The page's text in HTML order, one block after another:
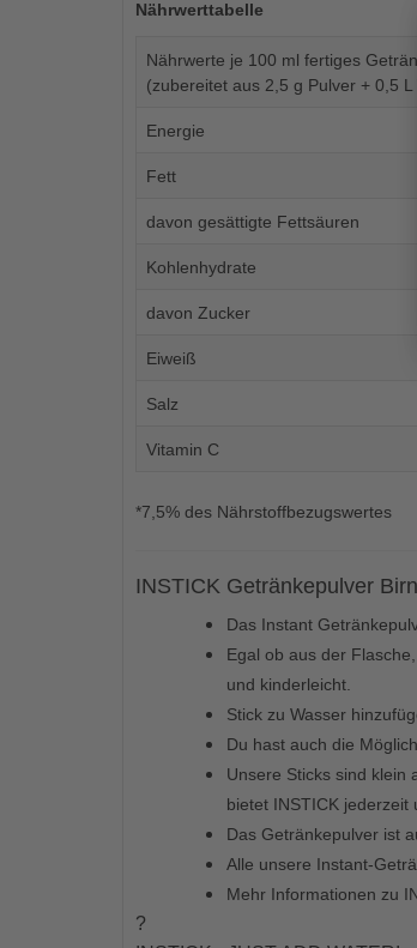
Nährwerttabelle
Nährwerte je 100 ml fertiges
(zubereitet aus 2,5 g Pulver + 0,5 L
Energie
Fett
davon gesättigte Fettsäuren
Kohlenhydrate
davon Zucker
Eiweiß
Salz
Vitamin C
*7,5% des Nährstoffbezugswertes
INSTICK Getränkepulver
Das Instant
Egal ob aus der
und kinderleicht.
Stick zu Wasser
Du hast auch die
Unsere Sticks sind klein
bietet INSTICK jederzeit
Das Getränkepulver ist
Alle unsere Instant-
Mehr Informationen zu
?